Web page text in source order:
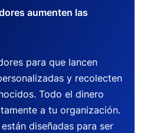
aumenten las
para que lancen
y recolecten
Todo el dinero
a tu organización.
diseñadas para ser